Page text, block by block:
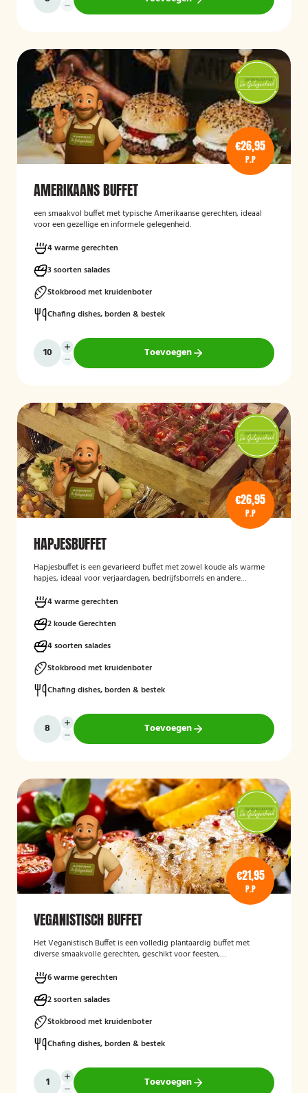
€26,95
P.P
AMERIKAANS BUFFET
een smaakvol buffet met typische Amerikaanse gerechten, ideaal
voor een gezellige en informele gelegenheid.
4 warme gerechten
3 soorten salades
Stokbrood met kruidenboter
Chafing dishes, borden & bestek
Toevoegen
€26,95
P.P
HAPJESBUFFET
Hapjesbuffet is een gevarieerd buffet met zowel koude als warme
hapjes, ideaal voor verjaardagen, bedrijfsborrels en andere
smaakvolle manier om gasten te laten genieten van verschillende
kleine gerechten, zonder een traditioneel diner te serveren.
4 warme gerechten
2 koude Gerechten
4 soorten salades
Stokbrood met kruidenboter
Chafing dishes, borden & bestek
Toevoegen
€21,95
P.P
VEGANISTISCH BUFFET
HetVeganistisch Buffet is een volledig plantaardig buffet met
diverse smaakvolle gerechten, geschikt voor feesten,
gevarieerde keuze zonder dierlijke producten en sluit aan bij gasten
die bewust of veganistisch eten.
6 warme gerechten
2 soorten salades
Stokbrood met kruidenboter
Chafing dishes, borden & bestek
Toevoegen